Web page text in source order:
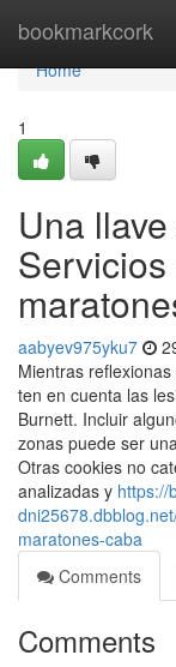
bookmarkcork
Home
Home
1
Una
aabyev975yku7
Mientras
ten en cuenta las
Burnett. Incluir
zonas puede ser
Otras cookies no
analizadas y https://
maratones-caba
Comments
Comments